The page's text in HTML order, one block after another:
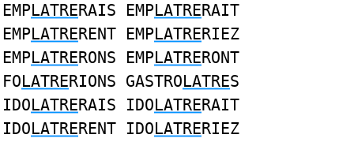
EMPLATRERAIS EMPLATRERAIT
EMPLATRERENT EMPLATRERIEZ
EMPLATRERONS EMPLATRERONT
FOLATRERIONS GASTROLATRES
IDOLATRERAIS IDOLATRERAIT
IDOLATRERENT IDOLATRERIEZ